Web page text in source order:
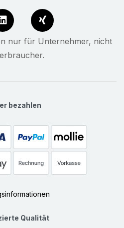
nur für Unternehmer, nicht
bezahlen
Qualität